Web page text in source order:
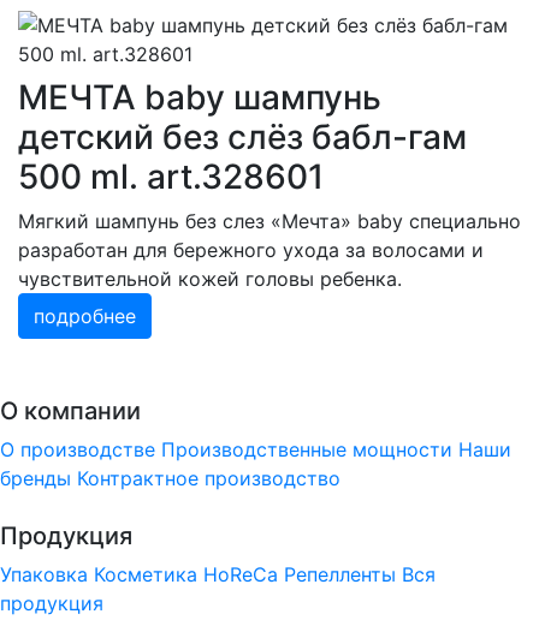
МЕЧТА baby шампунь
детский без слёз бабл-гам
500 ml. art.328601
Мягкий шампунь без слез «Мечта» baby специально
разработан для бережного ухода за волосами и
чувствительной кожей головы ребенка.
подробнее
О компании
О производстве Производственные мощности Наши
бренды Контрактное производство
Продукция
Упаковка Косметика HoReCa Репелленты Вся
продукция